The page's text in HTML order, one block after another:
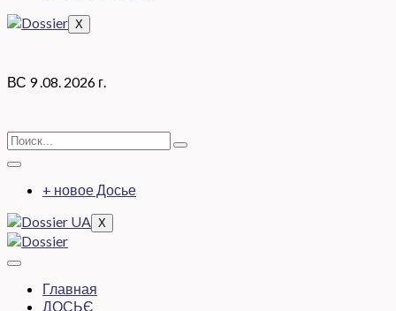
X
ВС 9 .08. 2026 г.
+ новое Досье
X
Главная
ДОСЬЄ